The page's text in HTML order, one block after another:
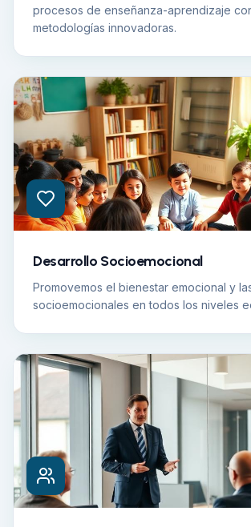
procesos de enseñanza-aprendizaje
metodologías innovadoras.
Desarrollo Socioemocional
Promovemos el bienestar emocional y
socioemocionales en todos los niveles